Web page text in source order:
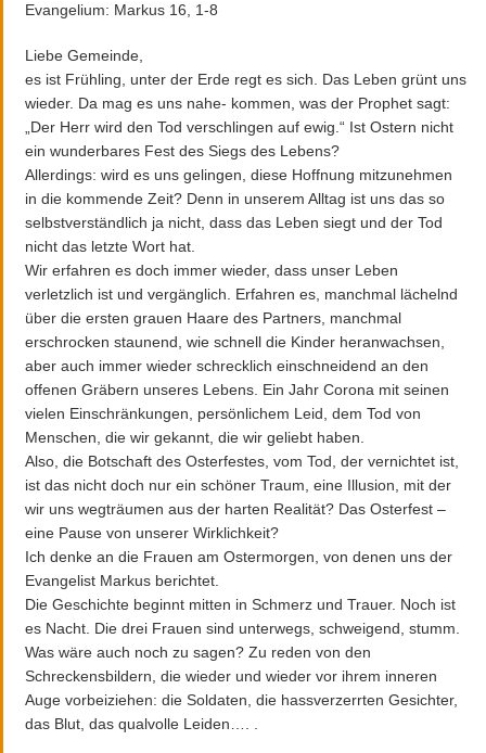
Evangelium: Markus 16, 1-8
Liebe Gemeinde,
es ist Frühling, unter der Erde regt es sich. Das Leben grünt uns
wieder. Da mag es uns nahe- kommen, was der Prophet sagt:
„Der Herr wird den Tod verschlingen auf ewig.“ Ist Ostern nicht
ein wunderbares Fest des Siegs des Lebens?
Allerdings: wird es uns gelingen, diese Hoffnung mitzunehmen
in die kommende Zeit? Denn in unserem Alltag ist uns das so
selbstverständlich ja nicht, dass das Leben siegt und der Tod
nicht das letzte Wort hat.
Wir erfahren es doch immer wieder, dass unser Leben
verletzlich ist und vergänglich. Erfahren es, manchmal lächelnd
über die ersten grauen Haare des Partners, manchmal
erschrocken staunend, wie schnell die Kinder heranwachsen,
aber auch immer wieder schrecklich einschneidend an den
offenen Gräbern unseres Lebens. Ein Jahr Corona mit seinen
vielen Einschränkungen, persönlichem Leid, dem Tod von
Menschen, die wir gekannt, die wir geliebt haben.
Also, die Botschaft des Osterfestes, vom Tod, der vernichtet ist,
ist das nicht doch nur ein schöner Traum, eine Illusion, mit der
wir uns wegträumen aus der harten Realität? Das Osterfest –
eine Pause von unserer Wirklichkeit?
Ich denke an die Frauen am Ostermorgen, von denen uns der
Evangelist Markus berichtet.
Die Geschichte beginnt mitten in Schmerz und Trauer. Noch ist
es Nacht. Die drei Frauen sind unterwegs, schweigend, stumm.
Was wäre auch noch zu sagen? Zu reden von den
Schreckensbildern, die wieder und wieder vor ihrem inneren
Auge vorbeiziehen: die Soldaten, die hassverzerrten Gesichter,
das Blut, das qualvolle Leiden…. .